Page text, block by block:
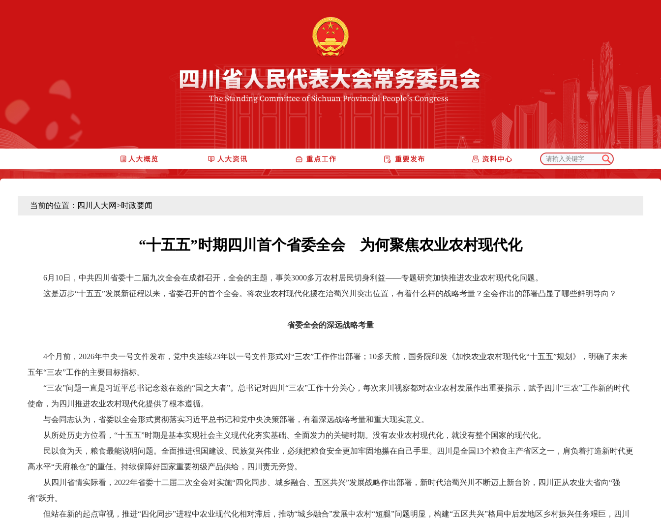
当前的位置： 四川人大网>时政要闻
“十五五”时期四川首个省委全会 为何聚焦农业农村现代化
6月10日，中共四川省委十二届九次全会在成都召开，全会的主题，事关3000多万农村居民切身利益——专题研究加快推进农业农村现代化问题。
这是迈步“十五五”发展新征程以来，省委召开的首个全会。将农业农村现代化摆在治蜀兴川突出位置，有着什么样的战略考量？全会作出的部署凸显了哪些鲜明导向？
省委全会的深远战略考量
4个月前，2026年中央一号文件发布，党中央连续23年以一号文件形式对“三农”工作作出部署；10多天前，国务院印发《加快农业农村现代化“十五五”规划》，明确了未来
五年“三农”工作的主要目标指标。
“三农”问题一直是习近平总书记念兹在兹的“国之大者”。总书记对四川“三农”工作十分关心，每次来川视察都对农业农村发展作出重要指示，赋予四川“三农”工作新的时代
使命，为四川推进农业农村现代化提供了根本遵循。
与会同志认为，省委以全会形式贯彻落实习近平总书记和党中央决策部署，有着深远战略考量和重大现实意义。
从所处历史方位看，“十五五”时期是基本实现社会主义现代化夯实基础、全面发力的关键时期。没有农业农村现代化，就没有整个国家的现代化。
民以食为天，粮食最能说明问题。全面推进强国建设、民族复兴伟业，必须把粮食安全更加牢固地攥在自己手里。四川是全国13个粮食主产省区之一，肩负着打造新时代更
高水平“天府粮仓”的重任。持续保障好国家重要初级产品供给，四川责无旁贷。
从四川省情实际看，2022年省委十二届二次全会对实施“四化同步、城乡融合、五区共兴”发展战略作出部署，新时代治蜀兴川不断迈上新台阶，四川正从农业大省向“强
省”跃升。
但站在新的起点审视，推进“四化同步”进程中农业现代化相对滞后，推动“城乡融合”发展中农村“短腿”问题明显，构建“五区共兴”格局中后发地区乡村振兴任务艰巨，四川